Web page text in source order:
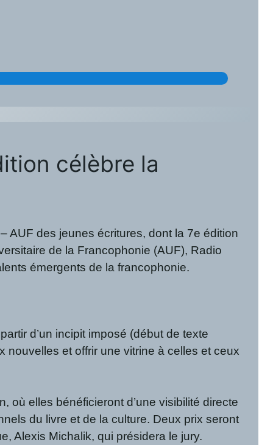
célèbre la
AUF des jeunes écritures, dont la 7e édition
de la Francophonie (AUF), Radio
émergents de la francophonie.
d’un incipit imposé (début de texte
nouvelles et offrir une vitrine à celles et ceux
elles bénéficieront d’une visibilité directe
du livre et de la culture. Deux prix seront
Alexis Michalik, qui présidera le jury.